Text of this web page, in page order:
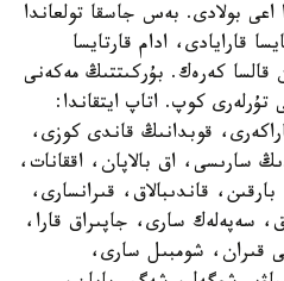
اعى بولادى. بەس جاسقا تولعاندا
قارايادى، ادام قارتايسا
كەرەك. بۇركىتتىڭ مەكەنى
كوپ. اتاپ ايتقاندا:
قوبدانىڭ قاندى كوزى،
سارىسى، اق بالاپان، اققانات،
قاندىبالاق، قىرانسارى،
سەپەلەك سارى، جاپىراق قارا،
قىران، شومبىل سارى،